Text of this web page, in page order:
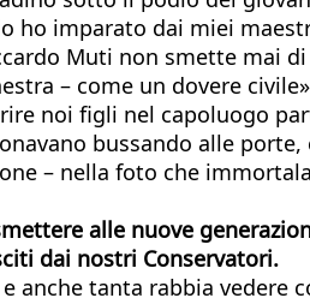
ho imparato dai miei
Muti non smette mai
– come un dovere
noi figli nel capoluogo
bussando alle
– nella foto che
alle nuove
dai nostri Conservatori.
tanta rabbia